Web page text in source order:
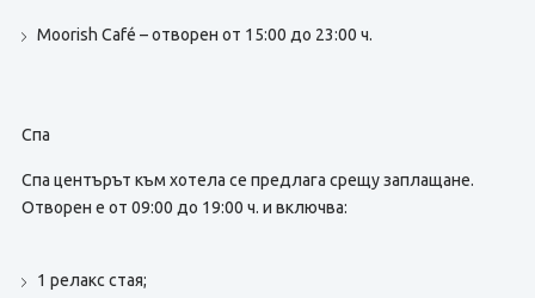
Moorish Café – отворен от 15:00 до 23:00 ч.
Спа
Спа центърът към хотела се предлага срещу заплащане.
Отворен е от 09:00 до 19:00 ч. и включва:
1 релакс стая;